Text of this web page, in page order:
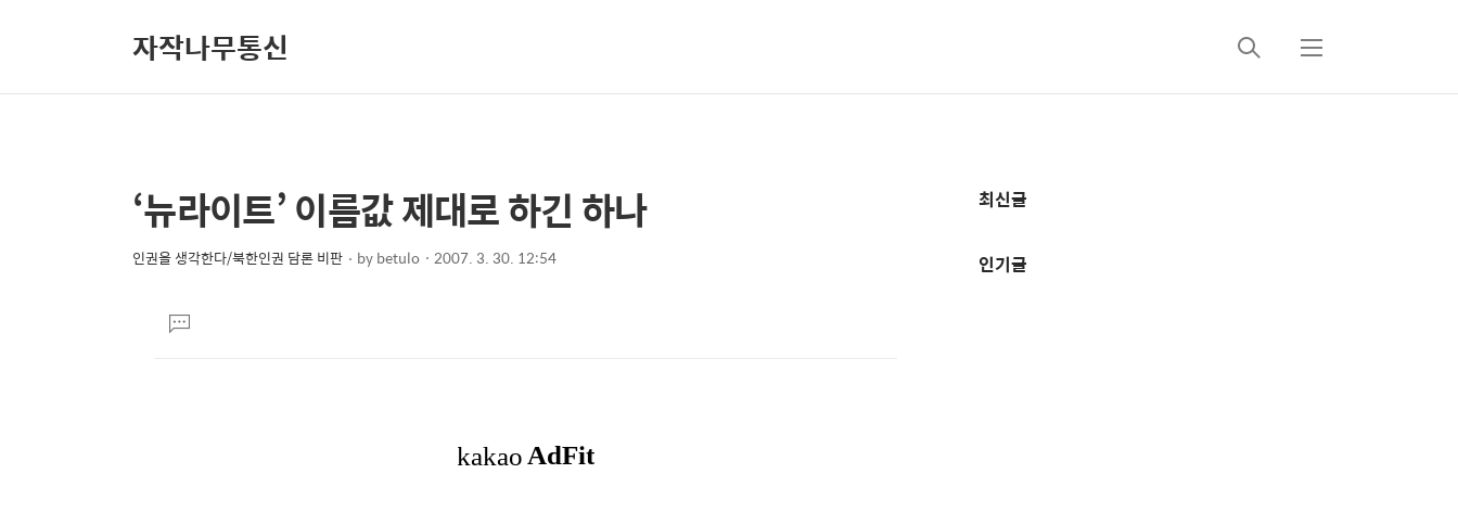
자작나무통신
검
메
상
컨
본
제
‘뉴라이트’ 이름값 제대로 하긴 하나
인권을 생각한다/북한인권 담론 비판 bybetulo 2007. 3. 30. 12:54
댓
글
추
정
최신글
인기글